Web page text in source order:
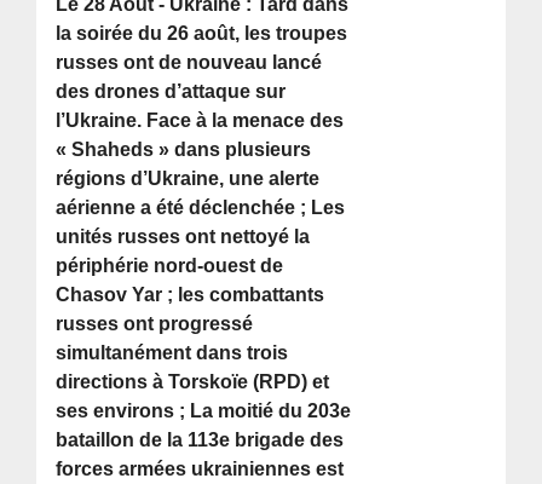
Le 28 Aout - Ukraine : Tard dans
la soirée du 26 août, les troupes
russes ont de nouveau lancé
des drones d’attaque sur
l’Ukraine. Face à la menace des
« Shaheds » dans plusieurs
régions d’Ukraine, une alerte
aérienne a été déclenchée ; Les
unités russes ont nettoyé la
périphérie nord-ouest de
Chasov Yar ; les combattants
russes ont progressé
simultanément dans trois
directions à Torskoïe (RPD) et
ses environs ; La moitié du 203e
bataillon de la 113e brigade des
forces armées ukrainiennes est